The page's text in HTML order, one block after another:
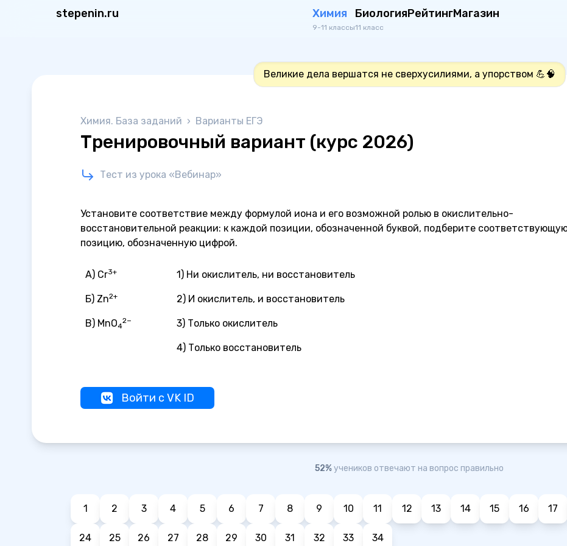
stepenin.ru Химия
9-11 классы
Биология
11 класс
РейтингМагазин
Великие дела вершатся не сверхусилиями, а упорством 💪🧠
Химия. База заданий › Варианты ЕГЭ
Тренировочный вариант (курс 2026)
Тест из урока «Вебинар»
Установите соответствие между формулой иона и его возможной ролью в окислительно-
восстановительной реакции: к каждой позиции, обозначенной буквой, подберите
позицию, обозначенную цифрой.
А) Cr3+
Б) Zn2+
В) MnO4
2−
1) Ни окислитель, ни восстановитель
2) И окислитель, и восстановитель
3) Только окислитель
4) Только восстановитель
Войти с VK ID
52%учеников отвечают на вопрос правильно
1 2 3 4 5 6 7 8 9 10 11 12 13 14 15 16 17
24 25 26 27 28 29 30 31 32 33 34